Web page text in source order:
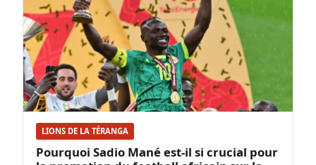
LIONS DE LA TÉRANGA
Pourquoi Sadio Mané est-il si crucial pour